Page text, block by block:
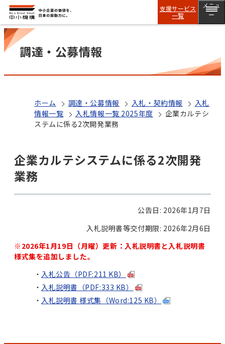
支援サービス
一覧
メニュ
ー
調達・公募情報
ホーム 調達・公募情報 入札・契約情報
入札
情報一覧
入札情報一覧 2025年度
企業カルテシ
ステムに係る2次開発業務
企業カルテシステムに係る2次開発
業務
公告日: 2026年1月7日
入札説明書等交付期限: 2026年2月6日
※2026年1月19日（月曜）更新：入札説明書と入札説明書
様式集を追加しました。
入札公告（PDF:211 KB）
入札説明書（PDF:333 KB）
入札説明書 様式集（Word:125 KB）